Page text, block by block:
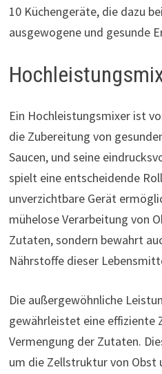
10 Küchengeräte, die dazu
ausgewogene und gesunde
Ein Hochleistungsmixer ist
die Zubereitung von
Saucen, und seine
spielt eine entscheidende
unverzichtbare Gerät
mühelose Verarbeitung von
Zutaten, sondern bewahrt
Nährstoffe dieser
Die außergewöhnliche
gewährleistet eine effiziente
Vermengung der Zutaten.
um die Zellstruktur von Obst